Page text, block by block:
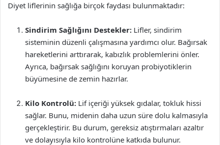
Diyet liflerinin sağlığa birçok faydası bulunmaktadır:
Sindirim Sağlığını Destekler: Lifler, sindirim
sisteminin düzenli çalışmasına yardımcı olur. Bağırsak
hareketlerini arttırarak, kabızlık problemlerini önler.
Ayrıca, bağırsak sağlığını koruyan probiyotiklerin
büyümesine de zemin hazırlar.
Kilo Kontrolü: Lif içeriği yüksek gıdalar, tokluk hissi
sağlar. Bunu, midenin daha uzun süre dolu kalmasıyla
gerçekleştirir. Bu durum, gereksiz atıştırmaları azaltır
ve dolayısıyla kilo kontrolüne katkıda bulunur.